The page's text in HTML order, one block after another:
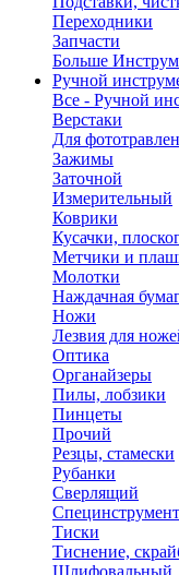
Переходники
Запчасти
Больше
Ручной
Все - Ручной
Верстаки
Для
Зажимы
Заточной
Измерительный
Коврики
Кусачки,
Метчики и
Молотки
Наждачная
Ножи
Лезвия для
Оптика
Органайзеры
Пилы, лобзики
Пинцеты
Прочий
Резцы, стамески
Рубанки
Сверлящий
Специнструмент
Тиски
Тиснение,
Шлифовальный